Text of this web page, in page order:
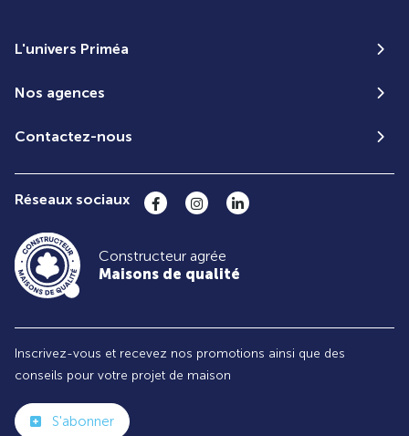
L'univers Priméa
Nos agences
Contactez-nous
Réseaux sociaux
Constructeur agrée
Maisons de qualité
Inscrivez-vous et recevez nos promotions ainsi que des
conseils pour votre projet de maison
S'abonner